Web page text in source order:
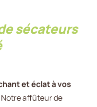
sécateurs
et éclat à vos
Notre affûteur de